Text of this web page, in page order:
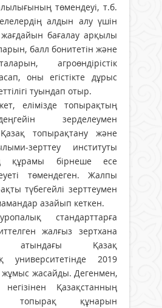
төмендеуі, т.б.
алдын алу үшін
жағдайын бағалау арқылы
балл бонитетін және
агроөндірістік
оны егістікте дұрыс
туындап отыр.
елімізде топырақтың
зерделеумен
топырақтану және
зерттеу институты
құрамы бірнеше есе
төмендеген. Жалпы
түбегейлі зерттеумен
азайып кеткен.
стандарттарға
жалғыз зертхана
атындағы Қазақ
университетінде 2019
жасайды. Дегенмен,
Қазақстанның
топырақ құнарын